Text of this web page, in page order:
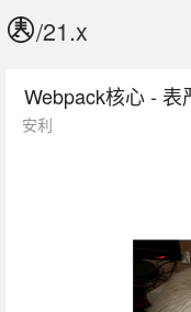
/
Webpack核心 - 表
安利